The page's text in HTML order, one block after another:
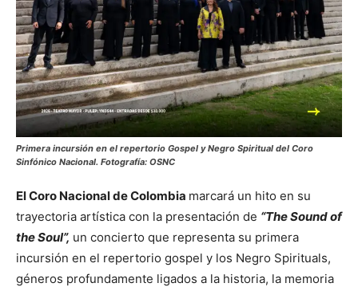
Primera incursión en el repertorio Gospel y Negro Spiritual del Coro
Sinfónico Nacional. Fotografía: OSNC
El Coro Nacional de Colombia marcará un hito en su
trayectoria artística con la presentación de “The Sound of
the Soul”, un concierto que representa su primera
incursión en el repertorio gospel y los Negro Spirituals,
géneros profundamente ligados a la historia, la memoria